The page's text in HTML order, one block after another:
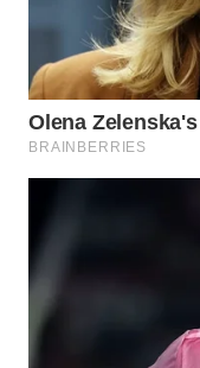
WN
KEPULAUAN
SERIBU
WN
TANGERANG